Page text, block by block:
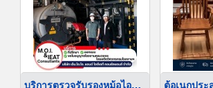
บริการตรวจรับรองหม้อไอน้ำ (BOILER) ตู้อเนกปร